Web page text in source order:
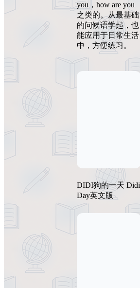
you，how are you
之类的。从最基础
的问候语学起，也
能应用于日常生活
中，方便练习。
DIDI狗的一天 Didi
Day英文版